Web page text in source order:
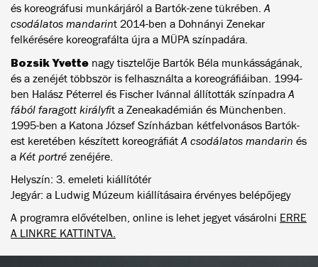
és koreográfusi munkárjáról a Bartók-zene tükrében.A
csodálatos mandarint 2014-ben a Dohnányi Zenekar
felkérésére koreografálta újra a MÜPA színpadára.
Bozsik Yvette nagy tisztelője Bartók Béla munkásságának,
és a zenéjét többször is felhasználta a koreográfiáiban. 1994-
ben Halász Péterrel és Fischer Ivánnal állították színpadraA
fából faragott királyfit a Zeneakadémián és Münchenben.
1995-ben a Katona József Színházban kétfelvonásos Bartók-
est keretében készített koreográfiátA csodálatos mandarin és
a Két portré zenéjére.
Helyszín: 3. emeleti kiállítótér
Jegyár: a Ludwig Múzeum kiállításaira érvényes belépőjegy
A programra elővételben, online is lehet jegyet vásárolni ERRE
A LINKRE KATTINTVA.